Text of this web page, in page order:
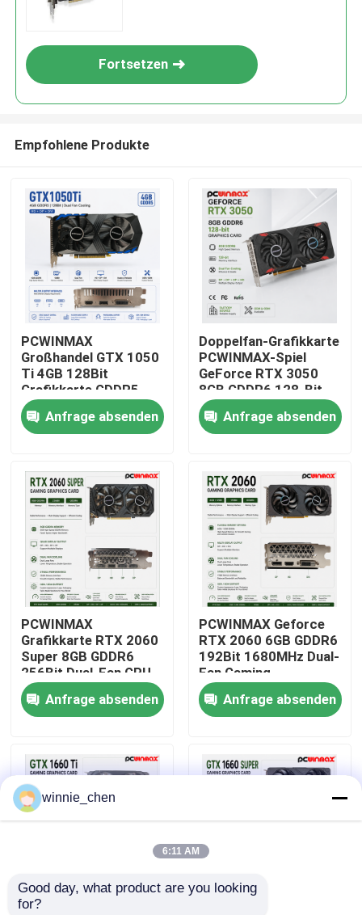
Produkte
Videos
Über uns
Fabrik-Ausflug
Qualitätskontrolle
Treten Sie mit uns in Verbindung
Fordern Sie ein Zitat
Gaming-Grafikkarten
Mining-Grafikkarte
Fortsetzen
Empfohlene Produkte
PCWINMAX
Großhandel GTX 1050
Ti 4GB 128Bit
Grafikkarte GDDR5
Low Power GPU mit
HD DP DVI Ausgang
für Desktop
Anfrage absenden
Doppelfan-Grafikkarte
PCWINMAX-Spiel
GeForce RTX 3050
8GB GDDR6 128-Bit
HD/DP PCIe 4 für PC
SpielAnfrage absenden
PCWINMAX
Grafikkarte RTX 2060
Super 8GB GDDR6
256Bit Dual-Fan GPU
mit HD+3DP Ray
Tracing für Gaming PC
OEM Großhandel
Anfrage absenden
PCWINMAX Geforce
RTX 2060 6GB GDDR6
192Bit 1680MHz Dual-
Fan Gaming
Grafikkarte mit
HD/DP/DVI auf Lager
für Desktop-
Anfrage absenden
PCWINMAX Geforce
winnie_chen
6:11 AM
Good day, what product are you looking
for?